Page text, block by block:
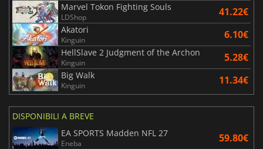
Marvel Tokon Fighting Souls
LDShop 41.22€
Akatori
Kinguin 6.10€
HellSlave 2 Judgment of the Archon
Kinguin 5.28€
Big Walk
Kinguin 11.34€
DISPONIBILI A BREVE
EA SPORTS Madden NFL 27
Eneba 59.80€